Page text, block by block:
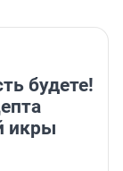
будете!
икры